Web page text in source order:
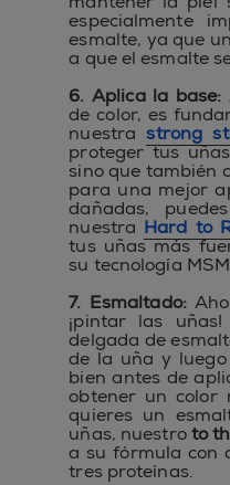
especialmente
esmalte, ya que
a que el esmalte
6. Aplica la base:
de color, es
nuestrastrong
proteger tus
sino que también
para una mejor
dañadas,
nuestra Hard to
tus uñas más
su tecnología
7. Esmaltado:
¡pintar las
delgada de
de la uña y
bien antes de
obtener un color
quieres un
uñas, nuestroto
a su fórmula con
tres proteínas.